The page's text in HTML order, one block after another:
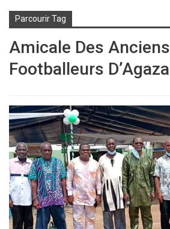
Parcourir Tag
Amicale Des Anciens
Footballeurs D’Agaza